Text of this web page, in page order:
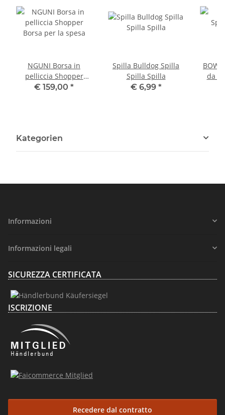
NGUNI Borsa in
pelliccia Shopper
Borsa per la spesa
€ 159,00 *
Spilla Bulldog Spilla
Spilla Spilla
€ 6,99 *
da
Kategorien
Informazioni
Informazioni legali
SICUREZZA CERTIFICATA
ISCRIZIONE
Recedere dal contratto